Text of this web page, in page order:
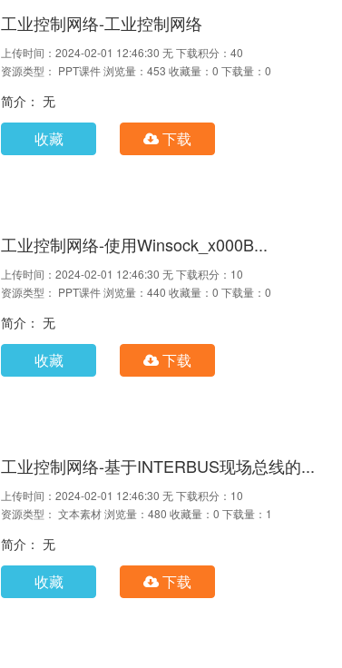
工业控制网络-工业控制网络
上传时间：2024-02-01 12:46:30 无下载积分：40
资源类型： PPT课件浏览量：453 收藏量：0 下载量：0
简介： 无
收藏 下载
工业控制网络-使用Winsock_x000B...
上传时间：2024-02-01 12:46:30 无下载积分：10
资源类型： PPT课件浏览量：440 收藏量：0 下载量：0
简介： 无
收藏 下载
工业控制网络-基于INTERBUS现场总线的...
上传时间：2024-02-01 12:46:30 无下载积分：10
资源类型： 文本素材浏览量：480 收藏量：0 下载量：1
简介： 无
收藏 下载